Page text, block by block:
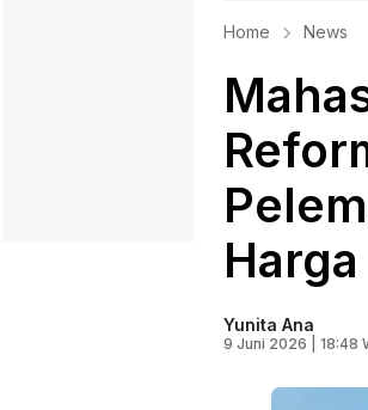
Home News
Yunita Ana
9 Juni 2026 | 18:48